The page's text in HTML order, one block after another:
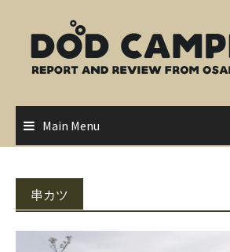
content
Main Menu
串カツ